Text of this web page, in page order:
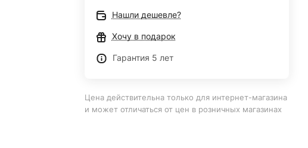
Нашли дешевле?
Хочу в подарок
Гарантия 5 лет
Цена действительна только для интернет-магазина
и может отличаться от цен в розничных магазинах